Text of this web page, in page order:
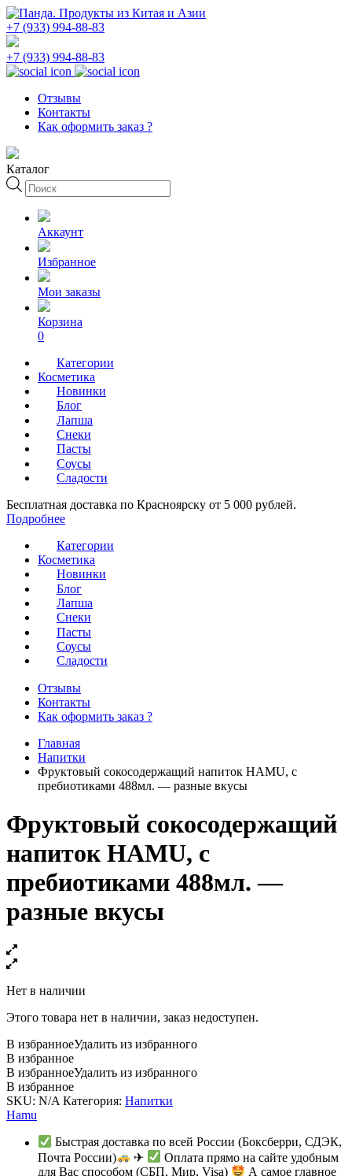
+7 (933) 994-88-83
+7 (933) 994-88-83
Отзывы
Контакты
Как оформить заказ ?
Каталог
Поиск
товаров
Аккаунт
Избранное
Мои заказы
Корзина
0
Категории
Косметика
Новинки
Блог
Лапша
Снеки
Пасты
Соусы
Сладости
Бесплатная доставка по Красноярску от 5 000 рублей.
Подробнее
Категории
Косметика
Новинки
Блог
Лапша
Снеки
Пасты
Соусы
Сладости
Отзывы
Контакты
Как оформить заказ ?
Главная
Напитки
Фруктовый сокосодержащий напиток HAMU, с
пребиотиками 488мл. — разные вкусы
Фруктовый сокосодержащий
напиток HAMU, с
пребиотиками 488мл. —
разные вкусы
Нет в наличии
Этого товара нет в наличии, заказ недоступен.
В избранноеУдалить из избранного
В избранное
В избранноеУдалить из избранного
В избранное
SKU: N/A Категория: Напитки
Hamu
Быстрая доставка по всей России (Боксберри, СДЭК,
Почта России)
✈
Оплата прямо на сайте удобным
для Вас способом (СБП, Мир, Visa)
А самое главное